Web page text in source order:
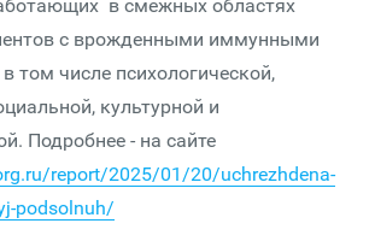
в смежных областях
с врожденными иммунными
том числе психологической,
культурной и
Подробнее - на сайте
report/2025/01/20/uchrezhdena-
podsolnuh/